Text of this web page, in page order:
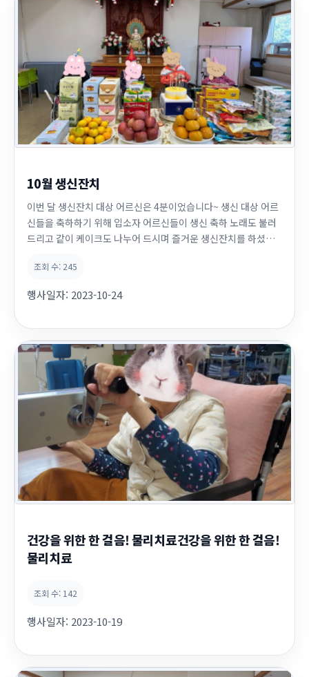
10월 생신잔치
이번 달 생신잔치 대상 어르신은 4분이었습니다~ 생신 대상 어르
신들을 축하하기 위해 입소자 어르신들이 생신 축하 노래도 불러
드리고 같이 케이크도 나누어 드시며 즐거운 생신잔치를 하셨습
조회 수: 245
행사일자: 2023-10-24
건강을 위한 한 걸음! 물리치료건강을 위한 한 걸음!
물리치료
조회 수: 142
행사일자: 2023-10-19